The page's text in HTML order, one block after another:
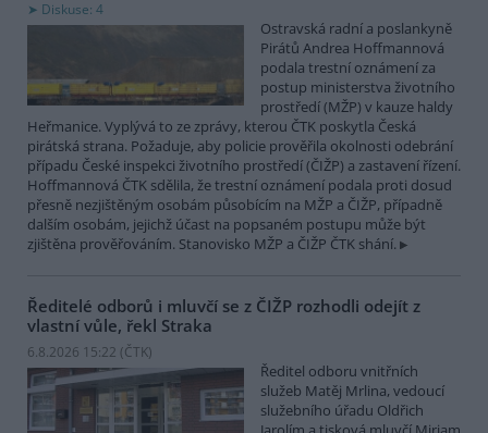
Diskuse: 4
Ostravská radní a poslankyně
Pirátů Andrea Hoffmannová
podala trestní oznámení za
postup ministerstva životního
prostředí (MŽP) v kauze haldy
Heřmanice. Vyplývá to ze zprávy, kterou ČTK poskytla Česká
pirátská strana. Požaduje, aby policie prověřila okolnosti odebrání
případu České inspekci životního prostředí (ČIŽP) a zastavení řízení.
Hoffmannová ČTK sdělila, že trestní oznámení podala proti dosud
přesně nezjištěným osobám působícím na MŽP a ČIŽP, případně
dalším osobám, jejichž účast na popsaném postupu může být
zjištěna prověřováním. Stanovisko MŽP a ČIŽP ČTK shání.
Ředitelé odborů i mluvčí se z ČIŽP rozhodli odejít z
vlastní vůle, řekl Straka
6.8.2026 15:22 (ČTK)
Ředitel odboru vnitřních
služeb Matěj Mrlina, vedoucí
služebního úřadu Oldřich